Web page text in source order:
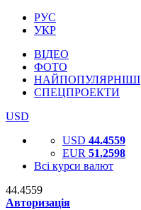
РУС
УКР
ВІДЕО
ФОТО
НАЙПОПУЛЯРНІШІ
СПЕЦПРОЕКТИ
USD
USD 44.4559
EUR 51.2598
Всі курси валют
44.4559
Авторизація